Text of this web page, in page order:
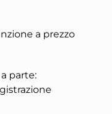
a prezzo
parte: